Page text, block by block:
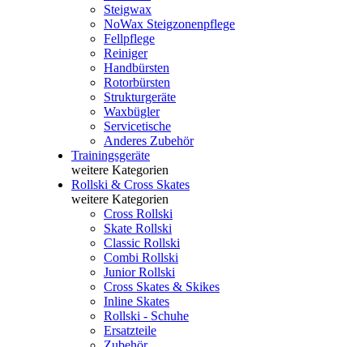
Steigwax
NoWax Steigzonenpflege
Fellpflege
Reiniger
Handbürsten
Rotorbürsten
Strukturgeräte
Waxbügler
Servicetische
Anderes Zubehör
Trainingsgeräte
weitere Kategorien
Rollski & Cross Skates
weitere Kategorien
Cross Rollski
Skate Rollski
Classic Rollski
Combi Rollski
Junior Rollski
Cross Skates & Skikes
Inline Skates
Rollski - Schuhe
Ersatzteile